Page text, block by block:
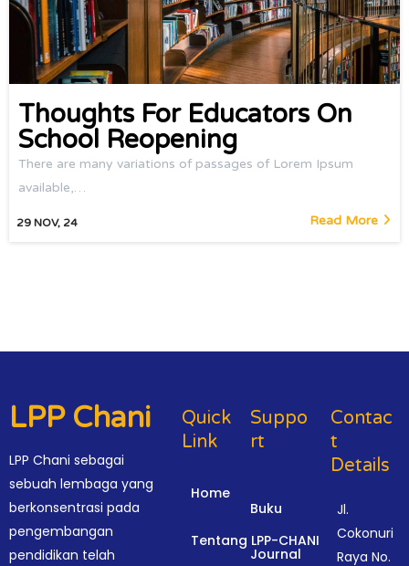
Thoughts For Educators On
School Reopening
29 NOV, 24
There are many variations of passages of Lorem Ipsum
available,…
Read More
LPP Chani
LPP Chani sebagai
sebuah lembaga yang
berkonsentrasi pada
pengembangan
pendidikan telah
Quick
Link
Home
Tentang LPP-CHANI
Suppo
Rt
Buku
Journal
Contac
T
Details
Jl.
Cokonuri
Raya No.